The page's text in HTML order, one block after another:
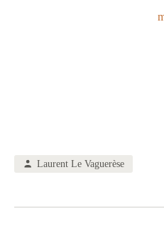
Laurent Le Vaguerèse